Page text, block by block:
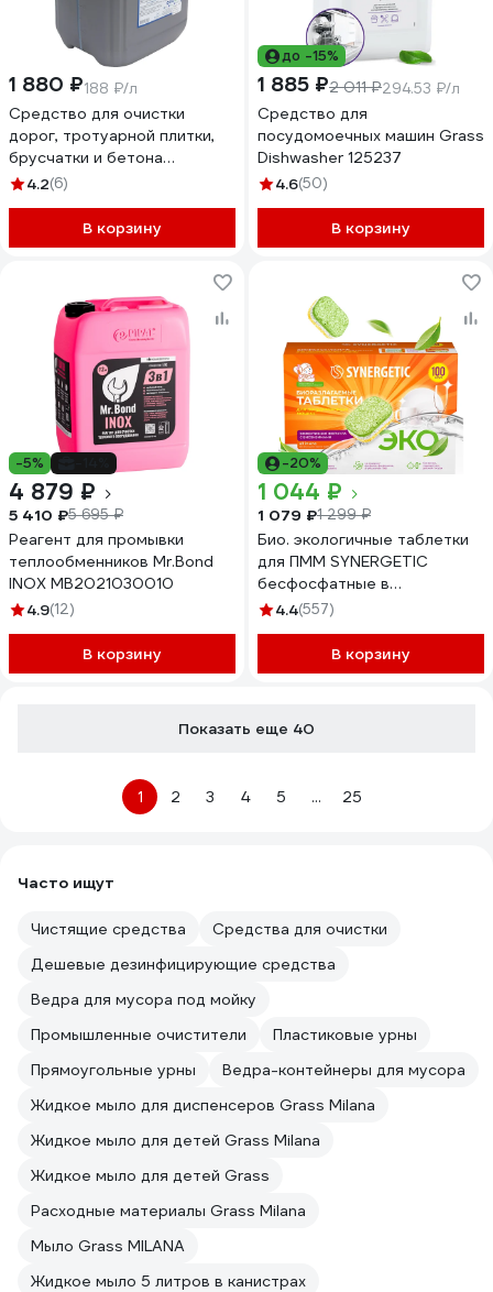
1 880 ₽188 ₽/л
Средство для очистки
дорог, тротуарной плитки,
брусчатки и бетона
NovelGuard ТМ NG Caus
4.2(6)
В корзину
до -15%
1 885 ₽2 011 ₽294.53 ₽/л
Средство для
посудомоечных машин Grass
Dishwasher 125237
4.6(50)
В корзину
-5%
4 879 ₽
5 410 ₽5 695 ₽
Реагент для промывки
теплообменников Mr.Bond
INOX MB2021030010
4.9(12)
В корзину
-20%
1 044 ₽
1 079 ₽1 299 ₽
Био. экологичные таблетки
для ПММ SYNERGETIC
бесфосфатные в
водорастворимой пленке,
4607971451976 102100
102100lh 102100avt
4.4(557)
В корзину
Показать еще 40
1 2 3 4 5 ... 25
Часто ищут
Чистящие средства
Средства для очистки
Дешевые дезинфицирующие средства
Ведра для мусора под мойку
Промышленные очистители
Пластиковые урны
Прямоугольные урны
Ведра-контейнеры для мусора
Жидкое мыло для диспенсеров Grass Milana
Жидкое мыло для детей Grass Milana
Жидкое мыло для детей Grass
Расходные материалы Grass Milana
Мыло Grass MILANA
Жидкое мыло 5 литров в канистрах